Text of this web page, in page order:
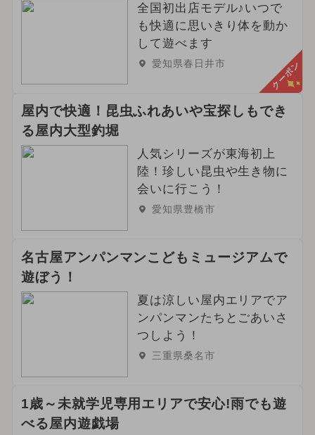
全国初出店モデル♪いつで
も快適に思いきり体を動か
して遊べます
愛知県春日井市 クーポン
屋内で快適！昆虫ふれあいや宝探しもでき
る屋内大型釣堀
人気シリーズが東海初上
陸！珍しい昆虫や生き物に
会いに行こう！
愛知県豊橋市
名古屋アンパンマンこどもミュージアムで
遊ぼう！
夏は涼しい屋内エリアでア
ンパンマンたちとごあいさ
つしよう！
三重県桑名市
1歳～未就学児専用エリアで安心!雨でも遊
べる屋内遊戯場